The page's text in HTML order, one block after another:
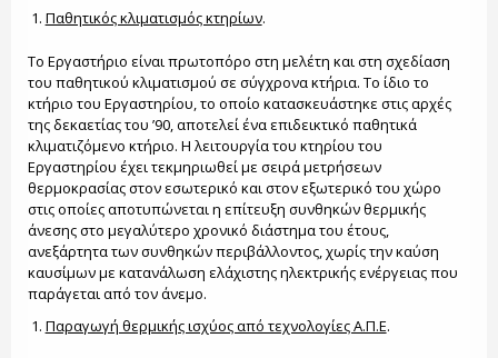
Παθητικός κλιματισμός κτηρίων.
Το Εργαστήριο είναι πρωτοπόρο στη μελέτη και στη σχεδίαση
του παθητικού κλιματισμού σε σύγχρονα κτήρια. Το ίδιο το
κτήριο του Εργαστηρίου, το οποίο κατασκευάστηκε στις αρχές
της δεκαετίας του ’90, αποτελεί ένα επιδεικτικό παθητικά
κλιματιζόμενο κτήριο. Η λειτουργία του κτηρίου του
Εργαστηρίου έχει τεκμηριωθεί με σειρά μετρήσεων
θερμοκρασίας στον εσωτερικό και στον εξωτερικό του χώρο
στις οποίες αποτυπώνεται η επίτευξη συνθηκών θερμικής
άνεσης στο μεγαλύτερο χρονικό διάστημα του έτους,
ανεξάρτητα των συνθηκών περιβάλλοντος, χωρίς την καύση
καυσίμων με κατανάλωση ελάχιστης ηλεκτρικής ενέργειας που
παράγεται από τον άνεμο.
Παραγωγή θερμικής ισχύος από τεχνολογίες Α.Π.Ε.